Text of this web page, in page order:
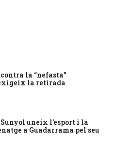
la “nefasta”
la retirada
uneix l’esport i la
a Guadarrama pel seu